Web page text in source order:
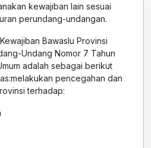
kewajiban lain sesuai
perundang-undangan.
Bawaslu Provinsi
Undang Nomor 7 Tahun
adalah sebagai berikut
pencegahan dan
terhadap: